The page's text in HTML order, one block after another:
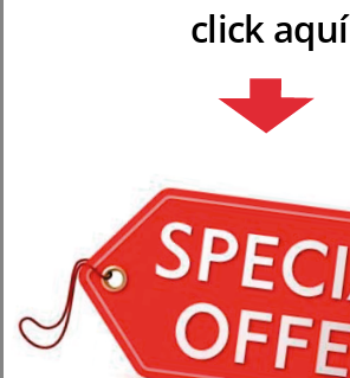
click aquí